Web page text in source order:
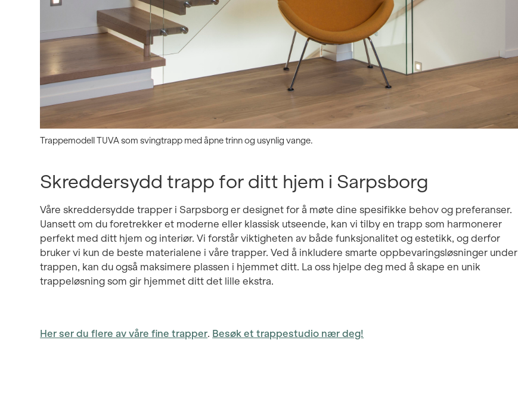
Trappemodell TUVA som svingtrapp med åpne trinn og usynlig vange.
Skreddersydd trapp for ditt hjem i Sarpsborg
Våre skreddersydde trapper i Sarpsborg er designet for å møte dine spesifikke behov og preferanser.
Uansett om du foretrekker et moderne eller klassisk utseende, kan vi tilby en trapp som harmonerer
perfekt med ditt hjem og interiør. Vi forstår viktigheten av både funksjonalitet og estetikk, og derfor
bruker vi kun de beste materialene i våre trapper. Ved å inkludere smarte oppbevaringsløsninger under
trappen, kan du også maksimere plassen i hjemmet ditt. La oss hjelpe deg med å skape en unik
trappeløsning som gir hjemmet ditt det lille ekstra.
Her ser du flere av våre fine trapper. Besøk et trappestudio nær deg!